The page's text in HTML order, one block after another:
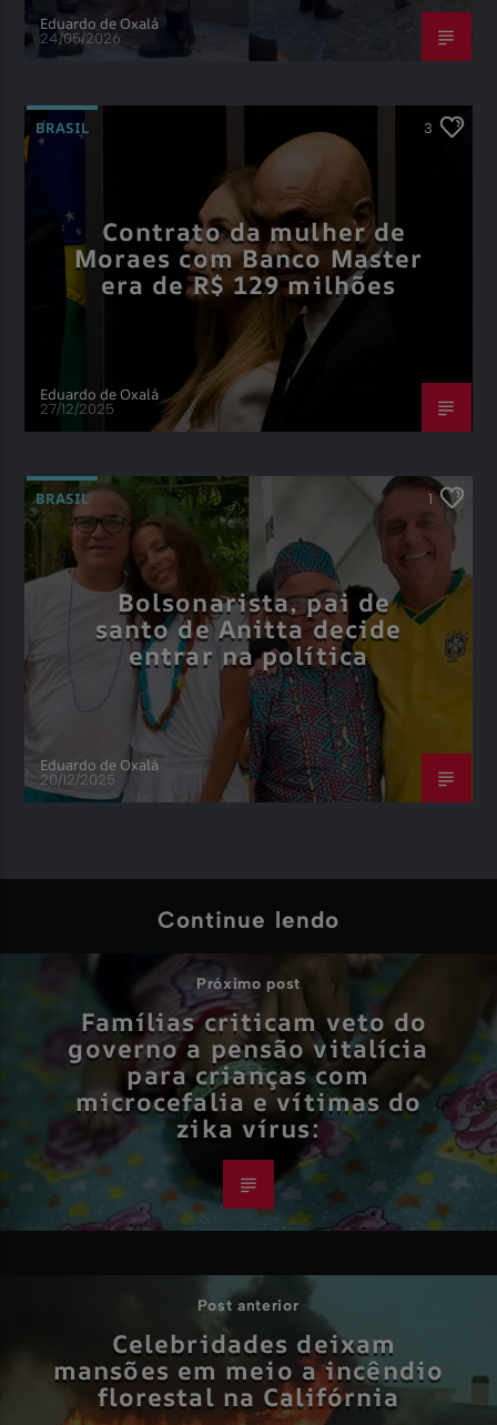
Eduardo de Oxalá
24/05/2026
BRASIL 3
Contrato da mulher de
Moraes com Banco Master
era de R$ 129 milhões
Eduardo de Oxalá
27/12/2025
BRASIL 1
Bolsonarista, pai de
santo de Anitta decide
entrar na política
Eduardo de Oxalá
20/12/2025
Continue lendo
Próximo post
Famílias criticam veto do
governo a pensão vitalícia
para crianças com
microcefalia e vítimas do
zika vírus:
Post anterior
Celebridades deixam
mansões em meio a incêndio
florestal na Califórnia